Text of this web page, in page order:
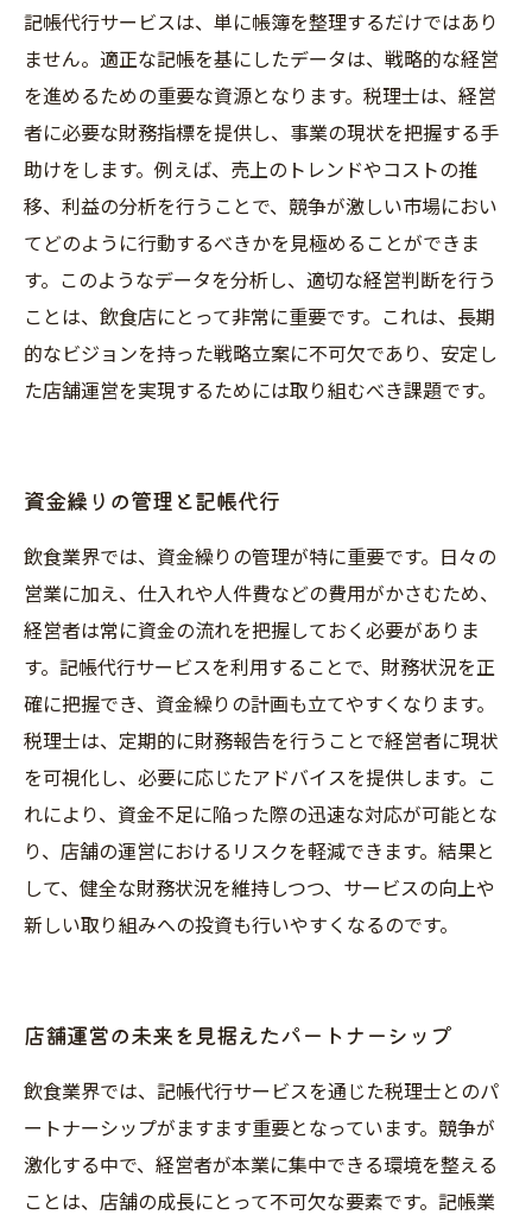
記帳代行サービスは、単に帳簿を整理するだけではあり
ません。適正な記帳を基にしたデータは、戦略的な経営
を進めるための重要な資源となります。税理士は、経営
者に必要な財務指標を提供し、事業の現状を把握する手
助けをします。例えば、売上のトレンドやコストの推
移、利益の分析を行うことで、競争が激しい市場におい
てどのように行動するべきかを見極めることができま
す。このようなデータを分析し、適切な経営判断を行う
ことは、飲食店にとって非常に重要です。これは、長期
的なビジョンを持った戦略立案に不可欠であり、安定し
た店舗運営を実現するためには取り組むべき課題です。
資金繰りの管理と記帳代行
飲食業界では、資金繰りの管理が特に重要です。日々の
営業に加え、仕入れや人件費などの費用がかさむため、
経営者は常に資金の流れを把握しておく必要がありま
す。記帳代行サービスを利用することで、財務状況を正
確に把握でき、資金繰りの計画も立てやすくなります。
税理士は、定期的に財務報告を行うことで経営者に現状
を可視化し、必要に応じたアドバイスを提供します。こ
れにより、資金不足に陥った際の迅速な対応が可能とな
り、店舗の運営におけるリスクを軽減できます。結果と
して、健全な財務状況を維持しつつ、サービスの向上や
新しい取り組みへの投資も行いやすくなるのです。
店舗運営の未来を見据えたパートナーシップ
飲食業界では、記帳代行サービスを通じた税理士とのパ
ートナーシップがますます重要となっています。競争が
激化する中で、経営者が本業に集中できる環境を整える
ことは、店舗の成長にとって不可欠な要素です。記帳業